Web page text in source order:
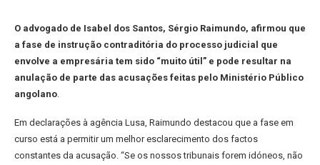
O advogado de Isabel dos Santos, Sérgio Raimundo, afirmou que
a fase de instrução contraditória do processo judicial que
envolve a empresária tem sido “muito útil” e pode resultar na
anulação de parte das acusações feitas pelo Ministério Público
angolano
Em declarações à agência Lusa, Raimundo destacou que a fase em
curso está a permitir um melhor esclarecimento dos factos
constantes da acusação. “Se os nossos tribunais forem idóneos, não